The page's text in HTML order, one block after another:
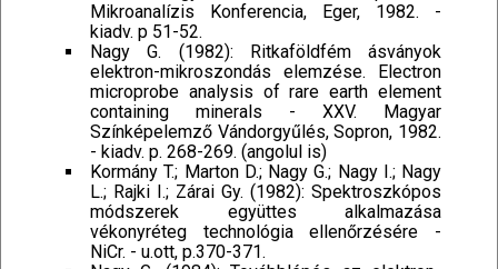
Mikroanalízis Konferencia, Eger, 1982. -
kiadv. p 51-52.
Nagy G. (1982): Ritkaföldfém ásványok
elektron-mikroszondás elemzése. Electron
microprobe analysis of rare earth element
containing minerals - XXV. Magyar
Színképelemző Vándorgyűlés, Sopron, 1982.
- kiadv. p. 268-269. (angolul is)
Kormány T.; Marton D.; Nagy G.; Nagy I.; Nagy
L.; Rajki I.; Zárai Gy. (1982): Spektroszkópos
módszerek együttes alkalmazása
vékonyréteg technológia ellenőrzésére -
NiCr. - u.ott, p.370-371.